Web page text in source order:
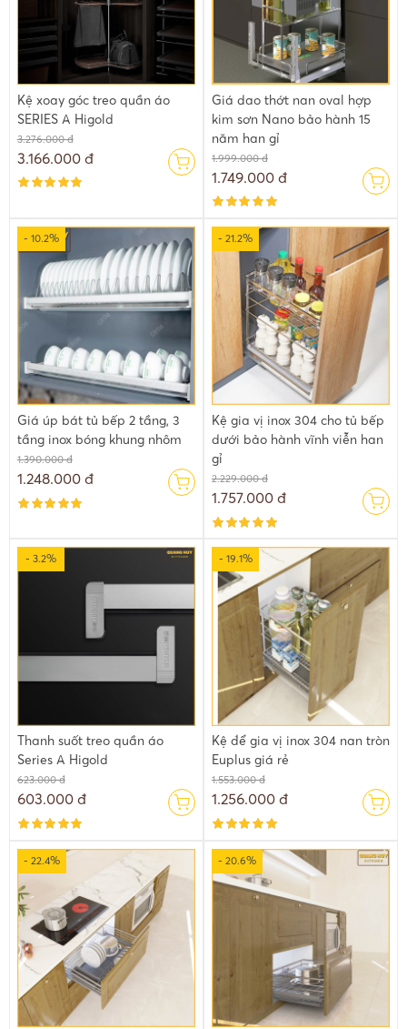
Kệ xoay góc treo quần áo
SERIES A Higold
3.276.000 đ
3.166.000 đ
Giá dao thớt nan oval hợp
kim sơn Nano bảo hành 15
năm han gỉ
1.999.000 đ
1.749.000 đ
- 10.2%
Giá úp bát tủ bếp 2 tầng, 3
tầng inox bóng khung nhôm
1.390.000 đ
1.248.000 đ
- 21.2%
Kệ gia vị inox 304 cho tủ bếp
dưới bảo hành vĩnh viễn han
gỉ
2.229.000 đ
1.757.000 đ
- 3.2%
Thanh suốt treo quần áo
Series A Higold
623.000 đ
603.000 đ
- 19.1%
Kệ để gia vị inox 304 nan tròn
Euplus giá rẻ
1.553.000 đ
1.256.000 đ
- 22.4% - 20.6%